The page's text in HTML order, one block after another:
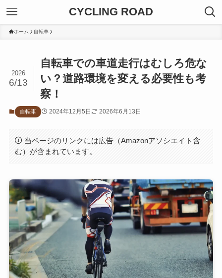
CYCLING ROAD
ホーム 自転車
自転車での車道走行はむしろ危な
い？道路環境を変える必要性も考
察！
2026
6/13
自転車 2024年12月5日 2026年6月13日
当ページのリンクには広告（Amazonアソシエイト含
む）が含まれています。